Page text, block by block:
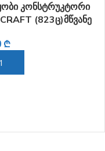
კონსტრუკტორი
(823ც)მწვანე
₾
ᲓᲐᲛᲐᲢᲔᲑᲐ